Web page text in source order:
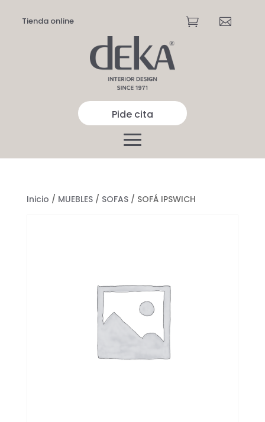
Tienda online  
Pide cita
Inicio / MUEBLES/ SOFAS/ SOFÁ IPSWICH